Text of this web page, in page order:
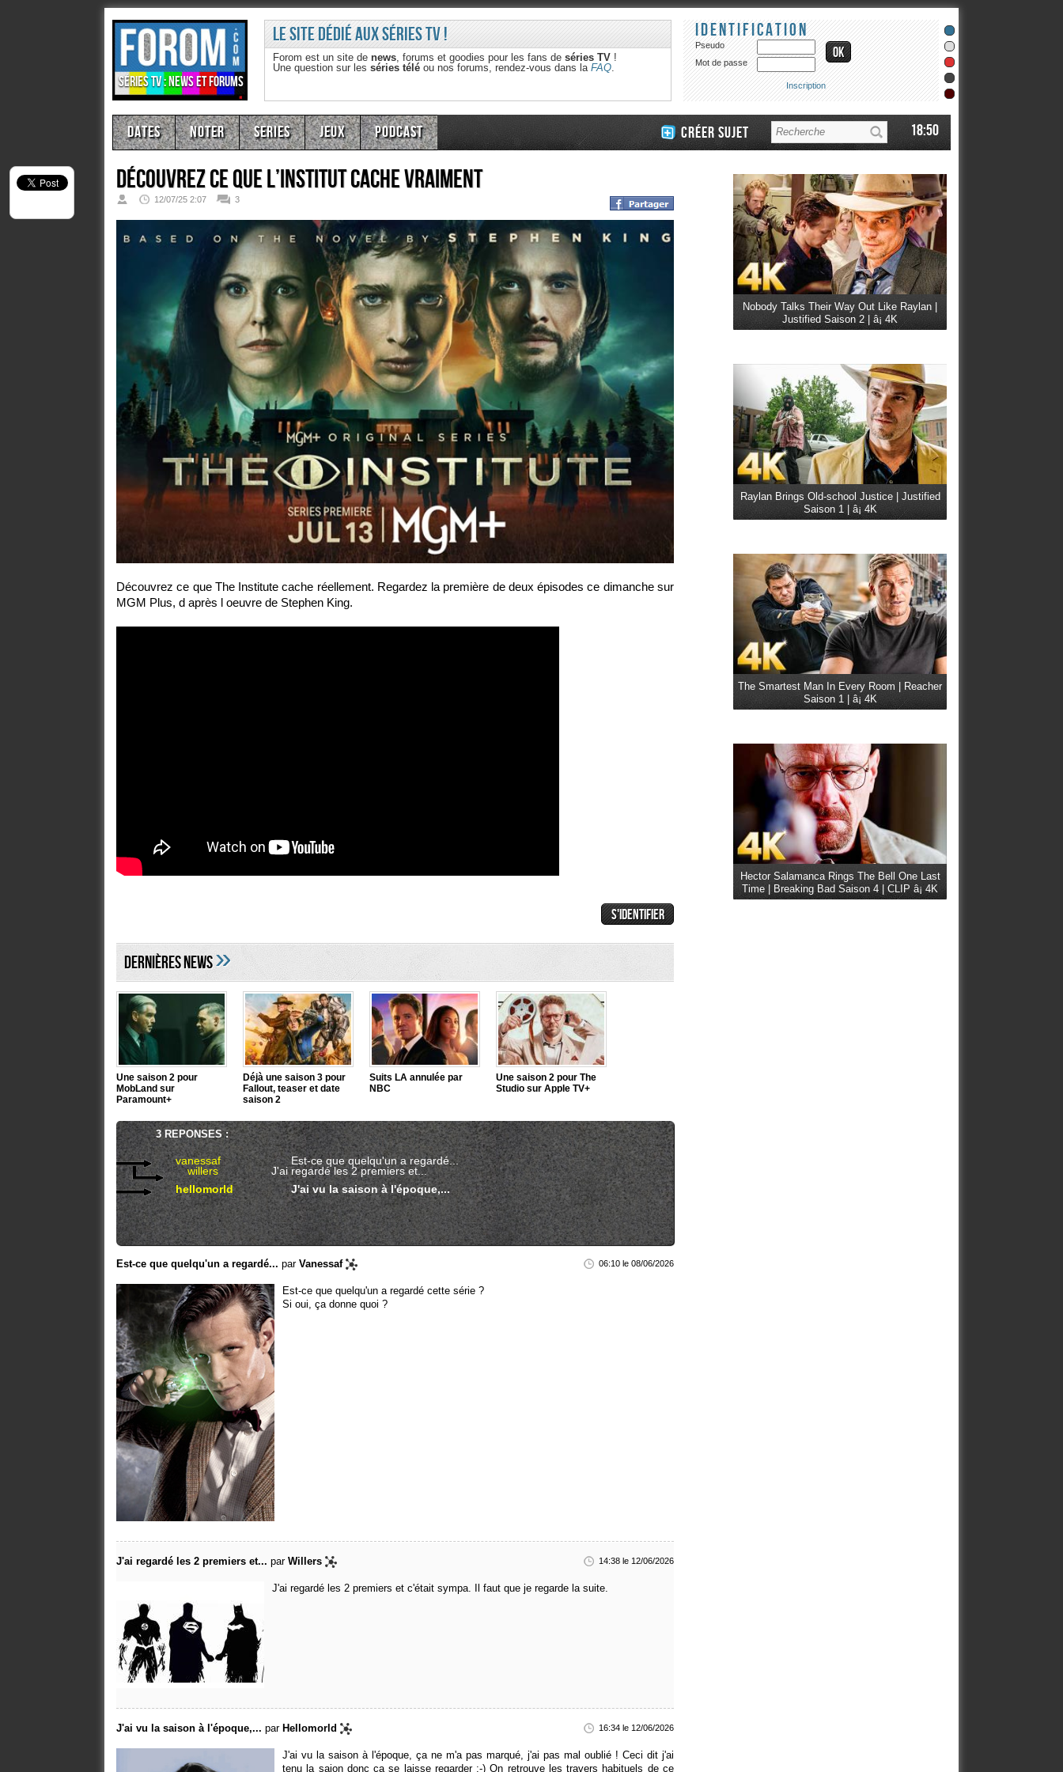
Séries TV : news et forums
Le site dédié aux séries TV !
Forom est un site de news, forums et goodies pour les fans de séries TV!
Une question sur les séries téléou nos forums, rendez-vous dans la FAQ.
Identification
Pseudo
Mot de passe
Inscription
Dates Noter Series Jeux Podcast Créer sujet 18:50
Découvrez ce que l’institut cache vraiment
12/07/25 2:07 3
Découvrez ce que The Institute cache réellement. Regardez la première de deux épisodes ce dimanche sur
MGM Plus, d après l oeuvre de Stephen King.
DERNIÈRES NEWS»
Une saison 2 pour
MobLand sur
Paramount+
Déjà une saison 3 pour
Fallout, teaser et date
saison 2
Suits LA annulée par
NBC
Une saison 2 pour The
Studio sur Apple TV+
3 REPONSES :
vanessaf
Est-ce que quelqu'un a regardé...
willers
J'ai regardé les 2 premiers et...
hellomorld
J'ai vu la saison à l'époque,...
Est-ce que quelqu'un a regardé... par Vanessaf 06:10 le 08/06/2026
Est-ce que quelqu'un a regardé cette série ?
Si oui, ça donne quoi ?
J'ai regardé les 2 premiers et... par Willers 14:38 le 12/06/2026
J'ai regardé les 2 premiers et c'était sympa. Il faut que je regarde la suite.
J'ai vu la saison à l'époque,... par Hellomorld 16:34 le 12/06/2026
J'ai vu la saison à l'époque, ça ne m'a pas marqué, j'ai pas mal oublié ! Ceci dit j'ai
tenu la saion donc ça se laisse regarder :-) On retrouve les travers habituels de ce
Nobody Talks Their Way Out Like Raylan |
Justified Saison 2 | â¡ 4K
Raylan Brings Old-school Justice | Justified
Saison 1 | â¡ 4K
The Smartest Man In Every Room | Reacher
Saison 1 | â¡ 4K
Hector Salamanca Rings The Bell One Last
Time | Breaking Bad Saison 4 | CLIP â¡ 4K